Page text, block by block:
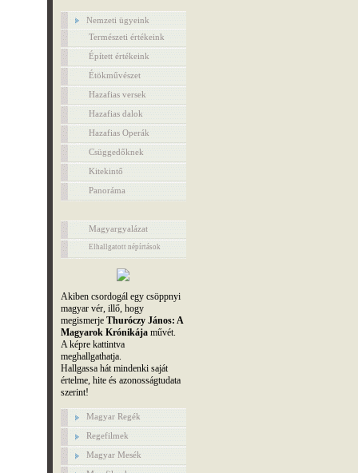
Nemzeti ügyeink
Természeti értékeink
Épített értékeink
Étökművészet
Hazafias versek
Hazafias dalok
Hazafias Operák
Csüggedőknek
Kitekintő
Panoráma
Magyargyalázat
Elhallgatott népírtások
Akiben csordogál egy csöppnyi
magyar vér, illő, hogy
megismerje Thuróczy János: A
Magyarok Krónikájaművét.
A képre kattintva
meghallgathatja.
Hallgassa hát mindenki saját
értelme, hite és azonosságtudata
szerint!
Magyar Regék
Regefilmek
Magyar Mesék